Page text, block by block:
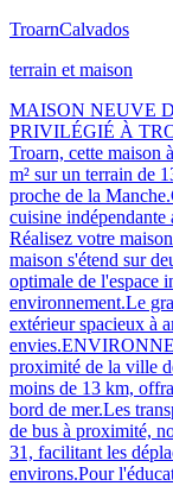
TroarnCalvados
terrain et maison
MAISON NEUVE
PRIVILÉGIÉ À
Troarn, cette maison
m² sur un terrain de
proche de la
cuisine indépendante
Réalisez votre
maison s'étend sur
optimale de l'espace
environnement.Le
extérieur spacieux à
proximité de la ville
moins de 13 km,
bord de mer.Les
de bus à proximité,
31, facilitant les
environs.Pour